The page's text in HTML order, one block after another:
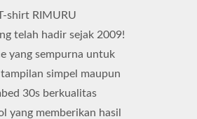
shirt RIMURU
telah hadir sejak 2009!
yang sempurna untuk
simpel maupun
30s berkualitas
yang memberikan hasil